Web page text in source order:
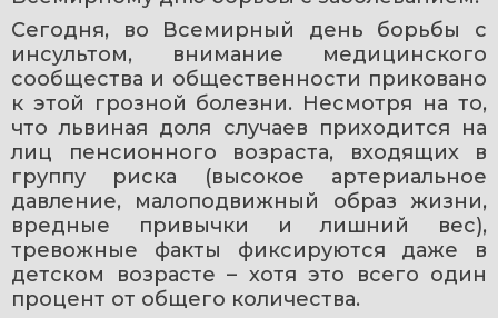
Сегодня, во Всемирный день борьбы с
инсультом, внимание медицинского
сообщества и общественности приковано
к этой грозной болезни. Несмотря на то,
что львиная доля случаев приходится на
лиц пенсионного возраста, входящих в
группу риска (высокое артериальное
давление, малоподвижный образ жизни,
вредные привычки и лишний вес),
тревожные факты фиксируются даже в
детском возрасте – хотя это всего один
процент от общего количества.